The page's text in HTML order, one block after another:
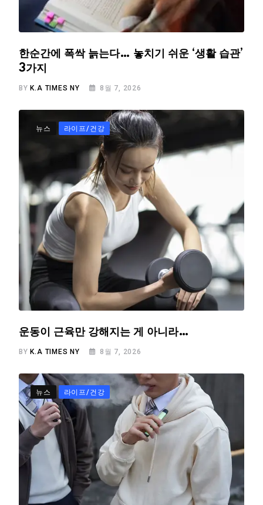
한순간에 폭싹 늙는다… 놓치기 쉬운 ‘생활 습관’
3가지
BY K.A TIMES NY 8월 7, 2026
뉴스 라이프/건강
운동이 근육만 강해지는 게 아니라…
BY K.A TIMES NY 8월 7, 2026
뉴스 라이프/건강